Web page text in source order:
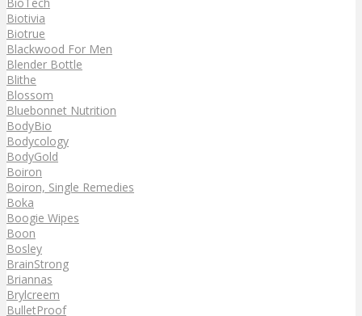
Biotivia
Biotrue
Blackwood For Men
Blender Bottle
Blithe
Blossom
Bluebonnet Nutrition
BodyBio
Bodycology
BodyGold
Boiron
Boiron, Single Remedies
Boka
Boogie Wipes
Boon
Bosley
BrainStrong
Briannas
Brylcreem
BulletProof